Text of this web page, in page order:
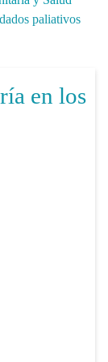
paliativos
en los